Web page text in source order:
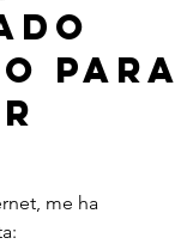
para
me ha